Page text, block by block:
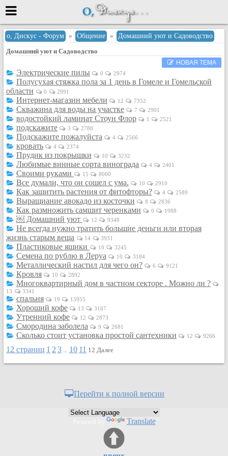
Меню
или войти через
Вход с 7ooo.ru
Регистрация
Забыли пароль?
Данные авторизации одинаковые с
сайтом 7ooo.ru
Форумы
Главная
Поиск
Новые сообщения
Беседы
Игры
Кулинария
Физкультура и спорт
Видео и Кино
Авто. Мото.
Космос
Домашние питомцы
Медицина
Компьютер
Пользователи / Поиск
Музыкальный архив
о, Дискус - Форум » Общение »
Домашний уют и Садоводство
Домашний уют и Садоводство
НОВАЯ ТЕМА
Электрические пилы 0 2974
Полусухая стяжка пола за 1 день в Гомеле и Гомельской
области
0 2991
Интернет-магазин мебели 12 7352
Скважина для воды на участке 7 2901
водостойкий ламинат Стоун Флор 1 2521
подскажите 3 2788
Подскажите пожалуйста 4 2566
кровать 4 2374
Прудик из покрышки 10 3232
Любимые винные сорта винограда 4 2401
Своими руками 15 8000
Все думали, что он сошел с ума. 10 2910
Как защитить растения от фитофторы? 4 2589
Выращиание авокадо из косточки 8 2836
Как размножить самшит черенками 0 1988
￼ Домашний уют 12 9348
Не всегда нужно тратить большие деньги или вторая
жизнь старым веща
14 3931
Пластиковые ящики 10 3245
Семена по рублю в Леруа 10 3184
Металлический настил для чего он? 6 9121
Кровля 10 2892
Многоквартирный дом в частном секторе . Можно ли ?
13 3341
спальня 19 15955
Хороший кофе 13 3167
Утренний кофе 12 2873
Смородина заболела 9 2681
Сколько стоит установка простой сантехники 12 9266
12 страниц 1 2 3 ... 10 11 12 Далее
Перейти к полной версии
Translate